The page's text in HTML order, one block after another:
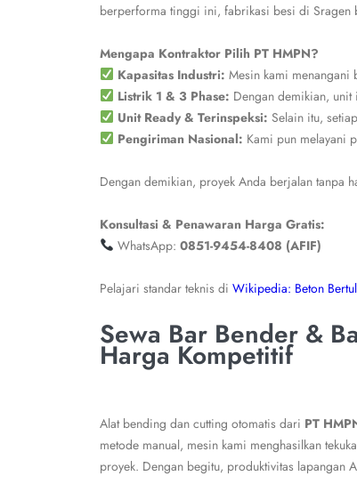
berperforma tinggi ini, fabrikasi besi di Sragen
Mengapa Kontraktor Pilih PT HMPN?
Kapasitas Industri: Mesin kami menangani
Listrik 1 & 3 Phase: Dengan demikian,
Unit Ready & Terinspeksi: Selain itu,
Pengiriman Nasional: Kami pun melayani
Dengan demikian, proyek Anda berjalan tanpa
Konsultasi & Penawaran Harga Gratis:
WhatsApp: 0851-9454-8408 (AFIF)
Pelajari standar teknis di Wikipedia: Beton
Sewa Bar Bender &
Harga Kompetitif
Alat bending dan cutting otomatis dari PT
metode manual, mesin kami menghasilkan
proyek. Dengan begitu, produktivitas lapangan